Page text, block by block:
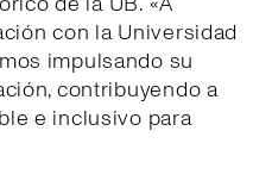
con la Universidad
impulsando su
contribuyendo a
e inclusivo para